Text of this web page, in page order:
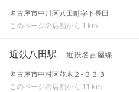
名古屋市中川区八田町字下長田
このページの店舗から 1 km
近鉄八田駅 近鉄名古屋線
名古屋市中村区並木２-３３３
このページの店舗から 1.1 km